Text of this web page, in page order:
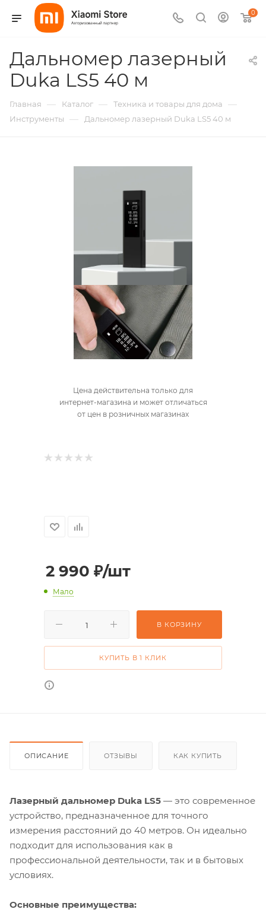
0
Дальномер лазерный
Duka LS5 40 м
Главная — Каталог — Техника и товары для дома —
Инструменты — Дальномер лазерный Duka LS5 40 м
Цена действительна только для
интернет-магазина и может отличаться
от цен в розничных магазинах
2 990 ₽/шт
Мало
В КОРЗИНУ
КУПИТЬ В 1 КЛИК
ОПИСАНИЕ ОТЗЫВЫ КАК КУПИТЬ
Лазерный дальномер Duka LS5 — это современное
устройство, предназначенное для точного
измерения расстояний до 40 метров. Он идеально
подходит для использования как в
профессиональной деятельности, так и в бытовых
условиях.
Основные преимущества: